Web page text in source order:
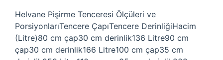
Helvane Pişirme Tenceresi Ölçüleri ve
PorsiyonlarıTencere ÇapıTencere DerinliğiHacim
(Litre)80 cm çap30 cm derinlik136 Litre90 cm
çap30 cm derinlik166 Litre100 cm çap35 cm